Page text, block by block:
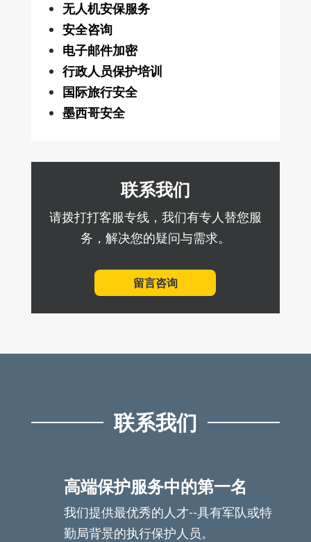
无人机安保服务
安全咨询
电子邮件加密
行政人员保护培训
国际旅行安全
墨西哥安全
联系我们
请拨打打客服专线，我们有专人替您服
务，解决您的疑问与需求。
留言咨询
联系我们
高端保护服务中的第一名
我们提供最优秀的人才--具有军队或特
勤局背景的执行保护人员。